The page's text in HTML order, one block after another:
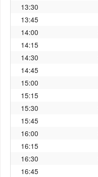
13:30
13:45
14:00
14:15
14:30
14:45
15:00
15:15
15:30
15:45
16:00
16:15
16:30
16:45